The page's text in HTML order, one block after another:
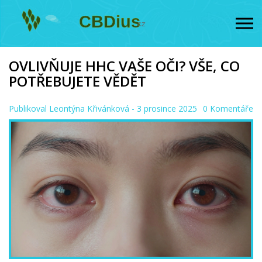
OVLIVŇUJE HHC VAŠE OČI? VŠE, CO
POTŘEBUJETE VĚDĚT
Publikoval Leontýna Křivánková - 3 prosince 2025 0 Komentáře